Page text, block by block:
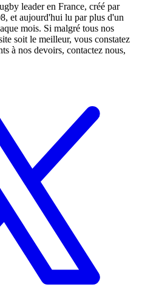
leader en France, créé par
et aujourd'hui lu par plus d'un
mois. Si malgré tous nos
soit le meilleur, vous constatez
à nos devoirs, contactez nous,